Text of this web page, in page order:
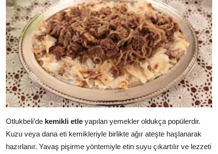
Otlukbeli’de kemikli etle yapılan yemekler oldukça popülerdir.
Kuzu veya dana eti kemikleriyle birlikte ağır ateşte haşlanarak
hazırlanır. Yavaş pişirme yöntemiyle etin suyu çıkartılır ve lezzeti